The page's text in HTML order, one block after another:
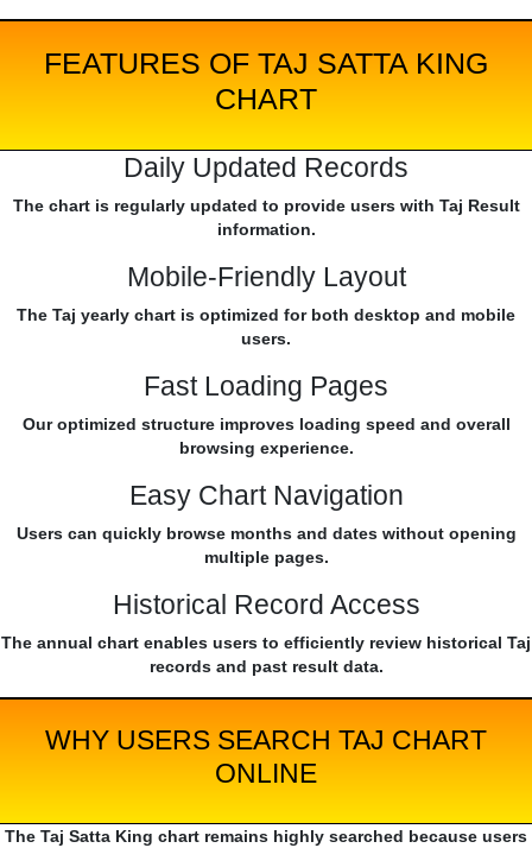
FEATURES OF TAJ SATTA KING
CHART
Daily Updated Records
The chart is regularly updated to provide users with Taj Result
information.
Mobile-Friendly Layout
The Taj yearly chart is optimized for both desktop and mobile
users.
Fast Loading Pages
Our optimized structure improves loading speed and overall
browsing experience.
Easy Chart Navigation
Users can quickly browse months and dates without opening
multiple pages.
Historical Record Access
The annual chart enables users to efficiently review historical Taj
records and past result data.
WHY USERS SEARCH TAJ CHART
ONLINE
The Taj Satta King chart remains highly searched because users